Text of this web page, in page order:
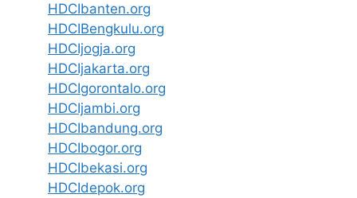
HDCIbanten.org
HDCIBengkulu.org
HDCIjogja.org
HDCIjakarta.org
HDCIgorontalo.org
HDCIjambi.org
HDCIbandung.org
HDCIbogor.org
HDCIbekasi.org
HDCIdepok.org